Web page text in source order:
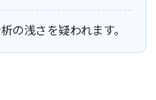
の浅さを疑われます。